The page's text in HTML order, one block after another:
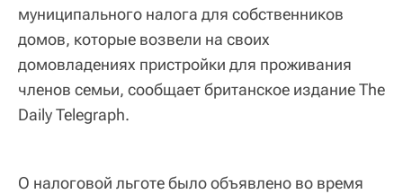
муниципального налога для собственников
домов, которые возвели на своих
домовладениях пристройки для проживания
членов семьи, сообщает британское издание The
Daily Telegraph.
О налоговой льготе было объявлено во время